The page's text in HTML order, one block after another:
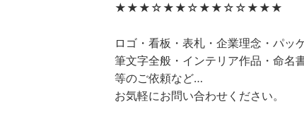
★★★☆★★☆★★☆☆★★★
ロゴ・看板・表札・企業理念・パッ
筆文字全般・インテリア作品・命名
等のご依頼など…
お気軽にお問い合わせください。